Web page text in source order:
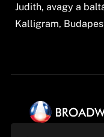
Judith, avagy a
Kalligram,